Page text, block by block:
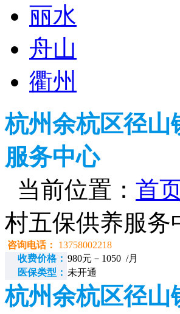
丽水
舟山
衢州
杭州余杭区径山
服务中心
当前位置： 首
村五保供养服务
咨询电话： 13758002218
收费价格： 980元－1050 /月
医保类型： 未开通
杭州余杭区径山